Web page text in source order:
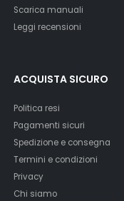
Scarica manuali
Leggi recensioni
ACQUISTA SICURO
Politica resi
Pagamenti sicuri
Spedizione e consegna
Termini e condizioni
Privacy
Chi siamo